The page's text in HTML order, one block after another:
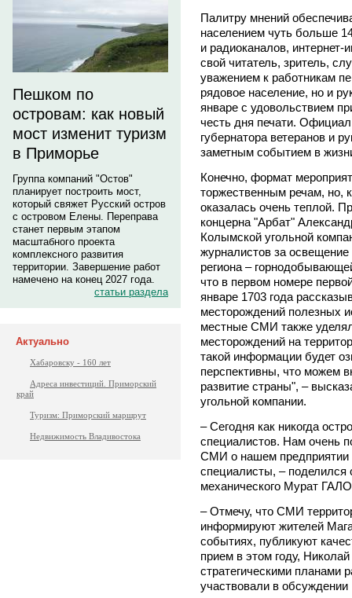
Пешком по
островам: как новый
мост изменит туризм
в Приморье
Группа компаний "Остов"
планирует построить мост,
который свяжет Русский остров
с островом Елены. Переправа
станет первым этапом
масштабного проекта
комплексного развития
территории. Завершение работ
намечено на конец 2027 года.
статьи раздела
Актуально
Хабаровску - 160 лет
Адреса инвестиций. Приморский
край
Туризм: Приморский маршрут
Недвижимость Владивостока
Палитру мнений
населением чуть больше
и радиоканалов,
свой читатель, зритель,
уважением к работникам
рядовое население, но и
январе с удовольствием
честь дня печати.
губернатора ветеранов и
заметным событием в
Конечно, формат
торжественным речам, но,
оказалась очень теплой.
концерна "Арбат"
Колымской угольной
журналистов за
региона –
что в первом номере
январе 1703 года
месторождений полезных
местные СМИ также
месторождений на
такой информации будет
перспективны, что можем
развитие страны", –
угольной компании.
– Сегодня как никогда
специалистов. Нам очень
СМИ о нашем предприятии
специалисты, – поделился
механического Мурат
– Отмечу, что СМИ
информируют жителей
событиях, публикуют
прием в этом году,
стратегическими планами
участвовали в